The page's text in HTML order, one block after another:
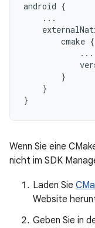
android {
...
cmake {
...
}
}
}
Wenn Sie eine
nicht im SDK
Laden Sie
Website
Geben Sie in